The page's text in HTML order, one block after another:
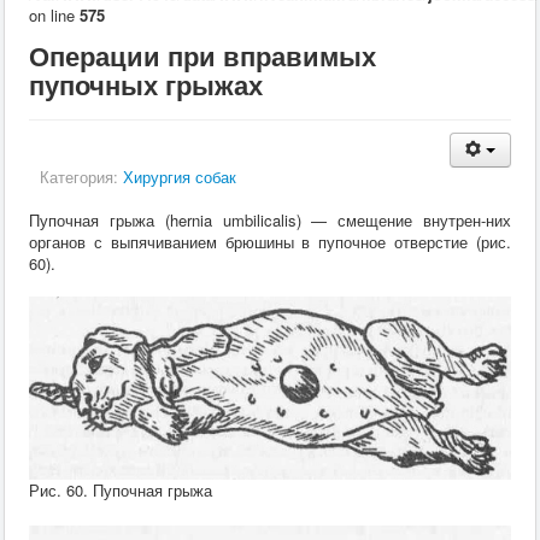
Ветеринария
Крс
Мрс
Лошадей
Птицы
Кролики
Пушные
Заразные заболевания
Инвазионные болезни
Инфекционные заболевания
Терапия
Гинекология
Диагностика
Хирургия
Лекарственные препараты
on line 575
Операции при вправимых
пупочных грыжах
Категория: Хирургия собак
Пупочная грыжа (hernia umbilicalis) — смещение внутрен-них
органов с выпячиванием брюшины в пупочное отверстие (рис.
60).
Рис. 60. Пупочная грыжа